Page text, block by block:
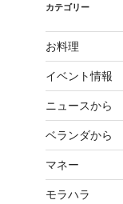
ブ
カテゴリー
お料理
イベント情報
ニュースから
ベランダから
マネー
モラハラ